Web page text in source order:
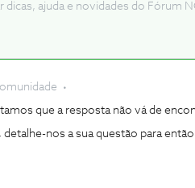
dicas, ajuda e novidades do Fórum
que a resposta não vá de
nos a sua questão para